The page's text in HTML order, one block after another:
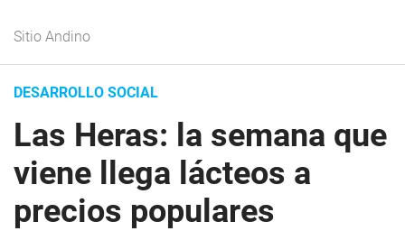
Sitio Andino
DESARROLLO SOCIAL
Las Heras: la semana que
viene llega lácteos a
precios populares